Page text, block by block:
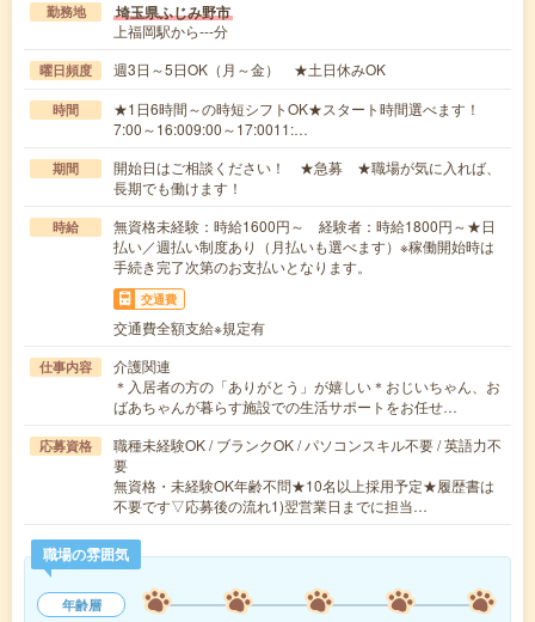
勤務地 埼玉県ふじみ野市
上福岡駅から---分
曜日頻度 週3日～5日OK（月～金） ★土日休みOK
時間
★1日6時間～の時短シフトOK★スタート時間選べます！
7:00～16:009:00～17:0011:…
期間
開始日はご相談ください！ ★急募 ★職場が気に入れば、
長期でも働けます！
時給
無資格未経験：時給1600円～ 経験者：時給1800円～★日
払い／週払い制度あり（月払いも選べます）※稼働開始時は
手続き完了次第のお支払いとなります。
交通費
交通費全額支給※規定有
仕事内容
介護関連
＊入居者の方の「ありがとう」が嬉しい＊おじいちゃん、お
ばあちゃんが暮らす施設での生活サポートをお任せ…
応募資格
職種未経験OK / ブランクOK / パソコンスキル不要 / 英語力不
要
無資格・未経験OK年齢不問★10名以上採用予定★履歴書は
不要です▽応募後の流れ1)翌営業日までに担当…
職場の雰囲気
年齢層